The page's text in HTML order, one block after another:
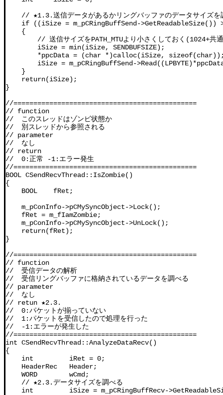
// ★1.3.送信データがあるかリングバッファのデータサイズを
if ((iSize = m_pCRingBuffSend->GetReadableSize())
    {
// 送信サイズをPATH_MTUより小さくしておく(1024+共
        iSize = min(iSize, SENDBUFSIZE);
*ppcData = (char *)calloc(iSize,
iSize = m_pCRingBuffSend-
    }
    return(iSize);
}
//==============================================
// function
//  このスレッドはゾンビ状態か
//  別スレッドから参照される
// parameter
//  なし
// return
//  0:正常 -1:エラー発生
//==============================================
BOOL CSendRecvThread::IsZombie()
{
    BOOL    fRet;
    m_pConInfo->pCMySyncObject->Lock();
    fRet = m_fIamZombie;
    m_pConInfo->pCMySyncObject->UnLock();
    return(fRet);
}
//==============================================
// function
//  受信データの解析
//  受信リングバッファに格納されているデータを調べる
// parameter
//  なし
// retun ★2.3.
//  0:パケットが揃っていない
//  1:パケットを受信したので処理を行った
//  -1:エラーが発生した
//==============================================
int CSendRecvThread::AnalyzeDataRecv()
{
    int         iRet = 0;
    HeaderRec   Header;
    WORD        wCmd;
    // ★2.3.データサイズを調べる
int         iSize = m_pCRingBuffRecv-